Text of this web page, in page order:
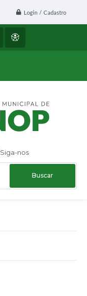
Login / Cadastro
Siga-nos